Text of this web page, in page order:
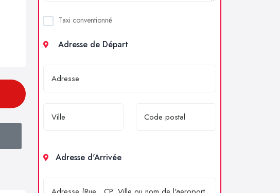
Taxi conventionné
Adresse de Départ
Adresse d'Arrivée